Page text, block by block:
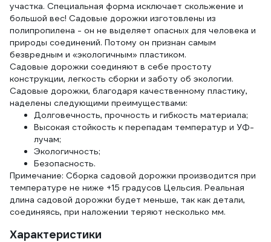
участка. Специальная форма исключает скольжение и
большой вес! Садовые дорожки изготовлены из
полипропилена - он не выделяет опасных для человека и
природы соединений. Потому он признан самым
безвредным и «экологичным» пластиком.
Садовые дорожки соединяют в себе простоту
конструкции, легкость сборки и заботу об экологии.
Садовые дорожки, благодаря качественному пластику,
наделены следующими преимуществами:
Долговечность, прочность и гибкость материала;
Высокая стойкость к перепадам температур и УФ-
лучам;
Экологичность;
Безопасность.
Примечание: Сборка садовой дорожки производится при
температуре не ниже +15 градусов Цельсия. Реальная
длина садовой дорожки будет меньше, так как детали,
соединяясь, при наложении теряют несколько мм.
Характеристики